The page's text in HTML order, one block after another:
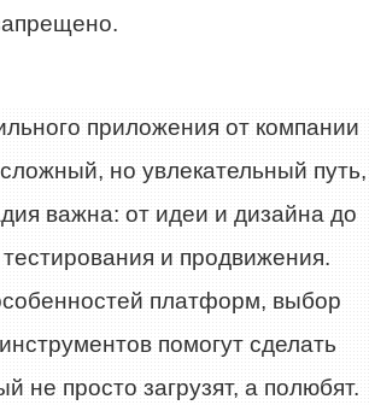
приложения от компании
но увлекательный путь,
важна: от идеи и дизайна до
тестирования и продвижения.
платформ, выбор
помогут сделать
не просто загрузят, а полюбят.